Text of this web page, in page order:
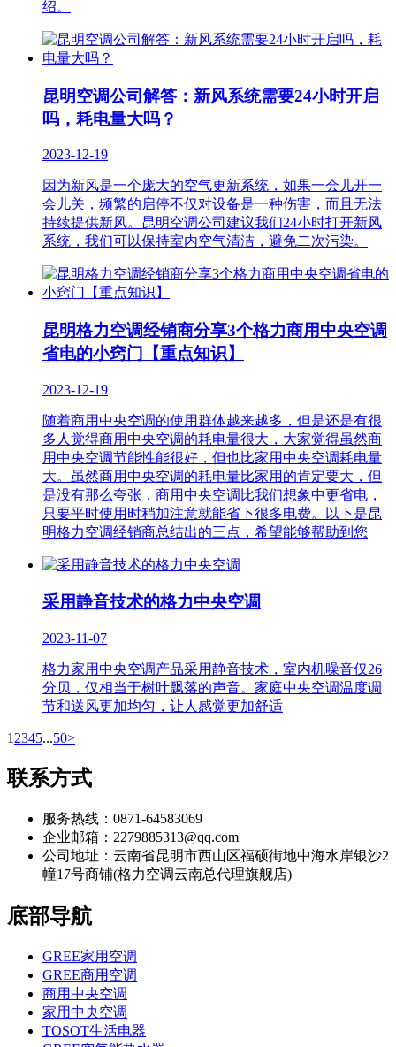
绍。
昆明空调公司解答：新风系统需要24小时开启
吗，耗电量大吗？
2023-12-19
因为新风是一个庞大的空气更新系统，如果一会儿开一
会儿关，频繁的启停不仅对设备是一种伤害，而且无法
持续提供新风。昆明空调公司建议我们24小时打开新风
系统，我们可以保持室内空气清洁，避免二次污染。
昆明格力空调经销商分享3个格力商用中央空调
省电的小窍门【重点知识】
2023-12-19
随着商用中央空调的使用群体越来越多，但是还是有很
多人觉得商用中央空调的耗电量很大，大家觉得虽然商
用中央空调节能性能很好，但也比家用中央空调耗电量
大。虽然商用中央空调的耗电量比家用的肯定要大，但
是没有那么夸张，商用中央空调比我们想象中更省电，
只要平时使用时稍加注意就能省下很多电费。以下是昆
明格力空调经销商总结出的三点，希望能够帮助到您
采用静音技术的格力中央空调
2023-11-07
格力家用中央空调产品采用静音技术，室内机噪音仅26
分贝，仅相当于树叶飘落的声音。家庭中央空调温度调
节和送风更加均匀，让人感觉更加舒适
1 2345...50>
联系方式
服务热线：0871-64583069
企业邮箱：2279885313@qq.com
公司地址：云南省昆明市西山区福硕街地中海水岸银沙2
幢17号商铺(格力空调云南总代理旗舰店)
底部导航
GREE家用空调
GREE商用空调
商用中央空调
家用中央空调
TOSOT生活电器